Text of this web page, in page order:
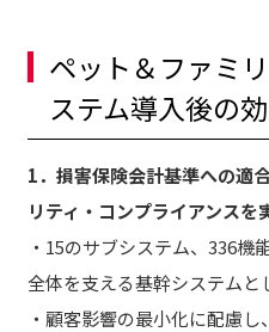
ペット＆ファミ
ステム導入後の
1．損害保険会計基準への適
リティ・コンプライアンスを
・15のサブシステム、336機
全体を支える基幹システムと
・顧客影響の最小化に配慮